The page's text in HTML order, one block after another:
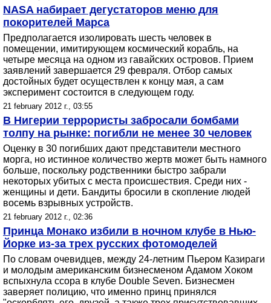
NASA набирает дегустаторов меню для
покорителей Марса
Предполагается изолировать шесть человек в
помещении, имитирующем космический корабль, на
четыре месяца на одном из гавайских островов. Прием
заявлений завершается 29 февраля. Отбор самых
достойных будет осуществлен к концу мая, а сам
эксперимент состоится в следующем году.
21 february 2012 г., 03:55
В Нигерии террористы забросали бомбами
толпу на рынке: погибли не менее 30 человек
Оценку в 30 погибших дают представители местного
морга, но истинное количество жертв может быть намного
больше, поскольку родственники быстро забрали
некоторых убитых с места происшествия. Среди них -
женщины и дети. Бандиты бросили в скопление людей
восемь взрывных устройств.
21 february 2012 г., 02:36
Принца Монако избили в ночном клубе в Нью-
Йорке из-за трех русских фотомоделей
По словам очевидцев, между 24-летним Пьером Казираги
и молодым американским бизнесменом Адамом Хоком
вспыхнула ссора в клубе Double Seven. Бизнесмен
заверяет полицию, что именно принц принялся